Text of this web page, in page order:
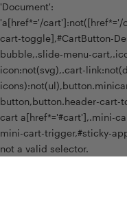
'Document':
'a[href*='/
cart-toggle],#CartButton-
bubble,.slide-menu-
icon:not(svg),.cart-
button,button.header-cart-
cart a[href*='#cart'],.mini-
mini-cart-trigger,#sticky-
not a valid selector.